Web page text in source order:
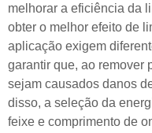
melhorar a eficiência da
obter o melhor efeito de
aplicação exigem
garantir que, ao remover
sejam causados danos
disso, a seleção da
feixe e comprimento de